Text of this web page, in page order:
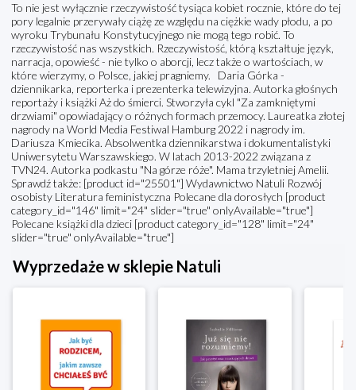
To nie jest wyłącznie rzeczywistość tysiąca kobiet rocznie, które do tej
pory legalnie przerywały ciążę ze względu na ciężkie wady płodu, a po
wyroku Trybunału Konstytucyjnego nie mogą tego robić. To
rzeczywistość nas wszystkich. Rzeczywistość, którą kształtuje język,
narracja, opowieść - nie tylko o aborcji, lecz także o wartościach, w
które wierzymy, o Polsce, jakiej pragniemy. Daria Górka -
dziennikarka, reporterka i prezenterka telewizyjna. Autorka głośnych
reportaży i książki Aż do śmierci. Stworzyła cykl "Za zamkniętymi
drzwiami" opowiadający o różnych formach przemocy. Laureatka złotej
nagrody na World Media Festiwal Hamburg 2022 i nagrody im.
Dariusza Kmiecika. Absolwentka dziennikarstwa i dokumentalistyki
Uniwersytetu Warszawskiego. W latach 2013-2022 związana z
TVN24. Autorka podkastu "Na górze róże". Mama trzyletniej Amelii.
Sprawdź także: [product id="25501"] Wydawnictwo Natuli Rozwój
osobisty Literatura feministyczna Polecane dla dorosłych [product
category_id="146" limit="24" slider="true" onlyAvailable="true"]
Polecane książki dla dzieci [product category_id="128" limit="24"
slider="true" onlyAvailable="true"]
Wyprzedaże w sklepie Natuli